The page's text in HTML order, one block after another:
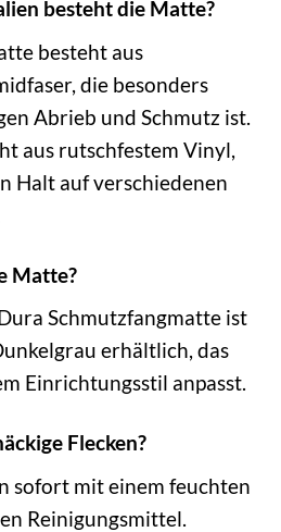
besteht die Matte?
besteht aus
die besonders
Abrieb und Schmutz ist.
aus rutschfestem Vinyl,
Halt auf verschiedenen
Matte?
Schmutzfangmatte ist
erhältlich, das
Einrichtungsstil anpasst.
Flecken?
sofort mit einem feuchten
Reinigungsmittel.